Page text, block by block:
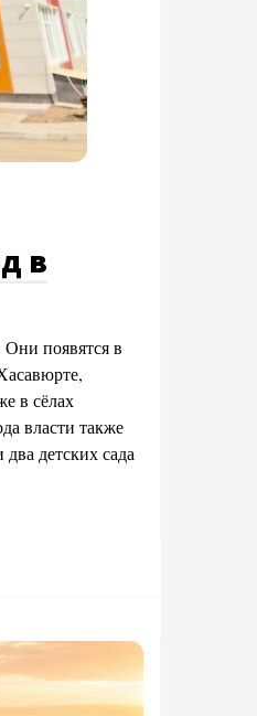
в
появятся в
в сёлах
власти также
детских сада